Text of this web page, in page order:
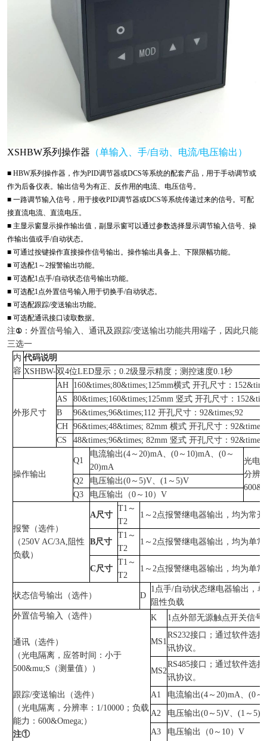
XSHBW系列操作器 （单输入、手/自动、电流/电压输出）
■ HBW系列操作器，作为PID调节器或DCS等系统的配套产品，用于手动调节或
作为后备仪表。输出信号为有正、反作用的电流、电压信号。
■ 一路调节输入信号，用于接收PID调节器或DCS等系统传递过来的信号。可配
接直流电流、直流电压。
■ 主显示窗显示操作输出值，副显示窗可以通过参数选择显示调节输入信号、操
作输出值或手/自动状态。
■ 可通过按键操作直接操作信号输出。操作输出具备上、下限限幅功能。
■ 可选配1～2报警输出功能。
■ 可选配1点手/自动状态信号输出功能。
■ 可选配1点外置信号输入用于切换手/自动状态。
■ 可选配跟踪/变送输出功能。
■ 可选配通讯接口读取数据。
注① ：外置信号输入、通讯及跟踪/变送输出功能共用端子，因此只能
三选一
内
容
代码说明
XSHBW-双4位LED显示；0.2级显示精度；测控速度0.1秒
外形尺寸
AH 160&times;80&times;125mm横式 开孔尺寸：
AS
80&times;160&times;125mm 竖式 开孔尺寸：
B
96&times;96&times;112 开孔尺寸：92&times;92
CH 96&times;48&times; 82mm 横式 开孔尺寸：
CS
48&times;96&times; 82mm 竖式 开孔尺寸：
操作输出
Q1
电流输出(4～20)mA、(0～10)mA、(0～
20)mA
光电
分辨
Q2
电压输出(0～5)V、(1～5)V
Q3
电压输出（0～10）V
报警（选件）
（250V AC/3A,阻性
负载）
A尺寸
T1～
T2
1～2点报警继电器输出，均为常
B尺寸
T1～
T2
1～2点报警继电器输出，均为单
C尺寸
T1～
T2
1～2点报警继电器输出，均为单
状态信号输出（选件） D
1点手/自动状态继电器输出，
阻性负载
外置信号输入（选件）
通讯（选件）
（光电隔离，应答时间：小于
500&mu;S（测量值））
跟踪/变送输出（选件）
（光电隔离，分辨率：1/10000；负载
能力：600&Omega;）
注①
K 1点外部无源触点开关信
MS1
RS232接口；通过软件选
讯协议。
MS2
RS485接口；通过软件选
讯协议。
A1
电流输出(4～20)mA、(0～
A2 电压输出(0～5)V、(1～5)V
A3 电压输出（0～10）V